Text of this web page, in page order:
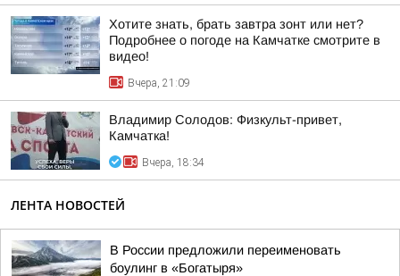
Хотите знать, брать завтра зонт или нет?
Подробнее о погоде на Камчатке смотрите в
видео!
Вчера, 21:09
Владимир Солодов: Физкульт-привет,
Камчатка!
Вчера, 18:34
ЛЕНТА НОВОСТЕЙ
В России предложили переименовать
боулинг в «Богатыря»